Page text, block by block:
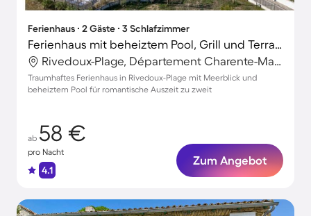
Ferienhaus ∙ 2 Gäste ∙ 3 Schlafzimmer
Ferienhaus mit beheiztem Pool, Grill und Terrasse | Meerblick
Rivedoux-Plage, Département Charente-Maritime, Frankreich
Traumhaftes Ferienhaus in Rivedoux-Plage mit Meerblick und
beheiztem Pool für romantische Auszeit zu zweit
ab 58 €
pro Nacht
4.1
Zum Angebot